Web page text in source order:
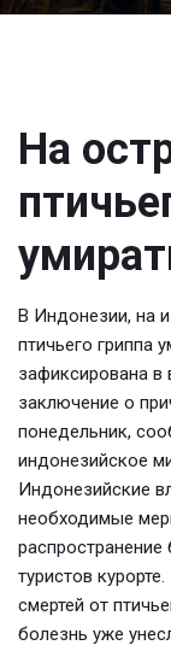
На
В Индонезии, на
птичьего гриппа
зафиксирована в
заключение о
понедельник,
индонезийское
Индонезийские
необходимые
туристов
смертей от
болезнь уже